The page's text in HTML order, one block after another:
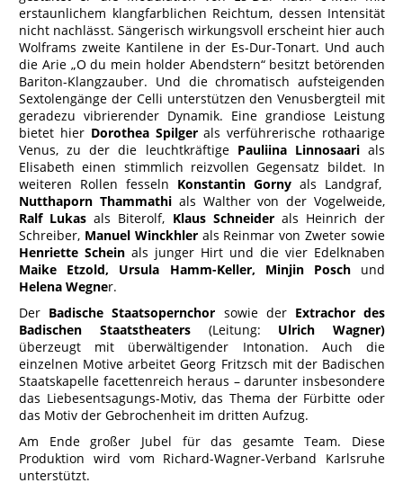
erstaunlichem klangfarblichen Reichtum, dessen Intensität
nicht nachlässt. Sängerisch wirkungsvoll erscheint hier auch
Wolframs zweite Kantilene in der Es-Dur-Tonart. Und auch
die Arie „O du mein holder Abendstern“ besitzt betörenden
Bariton-Klangzauber. Und die chromatisch aufsteigenden
Sextolengänge der Celli unterstützen den Venusbergteil mit
geradezu vibrierender Dynamik. Eine grandiose Leistung
bietet hier Dorothea Spilgerals verführerische rothaarige
Venus, zu der die leuchtkräftige Pauliina Linnosaarials
Elisabeth einen stimmlich reizvollen Gegensatz bildet. In
weiteren Rollen fesseln Konstantin Gorny als Landgraf,
Nutthaporn Thammathials Walther von der Vogelweide,
Ralf Lukas als Biterolf, Klaus Schneiderals Heinrich der
Schreiber, Manuel Winckhlerals Reinmar von Zweter sowie
Henriette Schein als junger Hirt und die vier Edelknaben
Maike Etzold, Ursula Hamm-Keller, Minjin Poschund
Helena Wegner.
Der Badische Staatsopernchor sowie der Extrachor des
Badischen Staatstheaters(Leitung: Ulrich Wagner)
überzeugt mit überwältigender Intonation. Auch die
einzelnen Motive arbeitet Georg Fritzsch mit der Badischen
Staatskapelle facettenreich heraus – darunter insbesondere
das Liebesentsagungs-Motiv, das Thema der Fürbitte oder
das Motiv der Gebrochenheit im dritten Aufzug.
Am Ende großer Jubel für das gesamte Team. Diese
Produktion wird vom Richard-Wagner-Verband Karlsruhe
unterstützt.